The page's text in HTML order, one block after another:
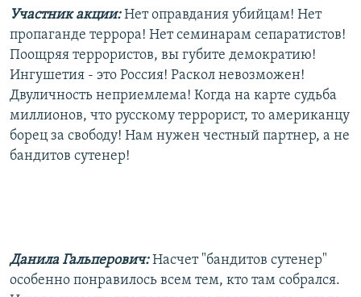
Участник акции: Нет оправдания убийцам! Нет
пропаганде террора! Нет семинарам сепаратистов!
Поощряя террористов, вы губите демократию!
Ингушетия - это Россия! Раскол невозможен!
Двуличность неприемлема! Когда на карте судьба
миллионов, что русскому террорист, то американцу
борец за свободу! Нам нужен честный партнер, а не
бандитов сутенер!
Данила Гальперович: Насчет "бандитов сутенер"
особенно понравилось всем тем, кто там собрался.